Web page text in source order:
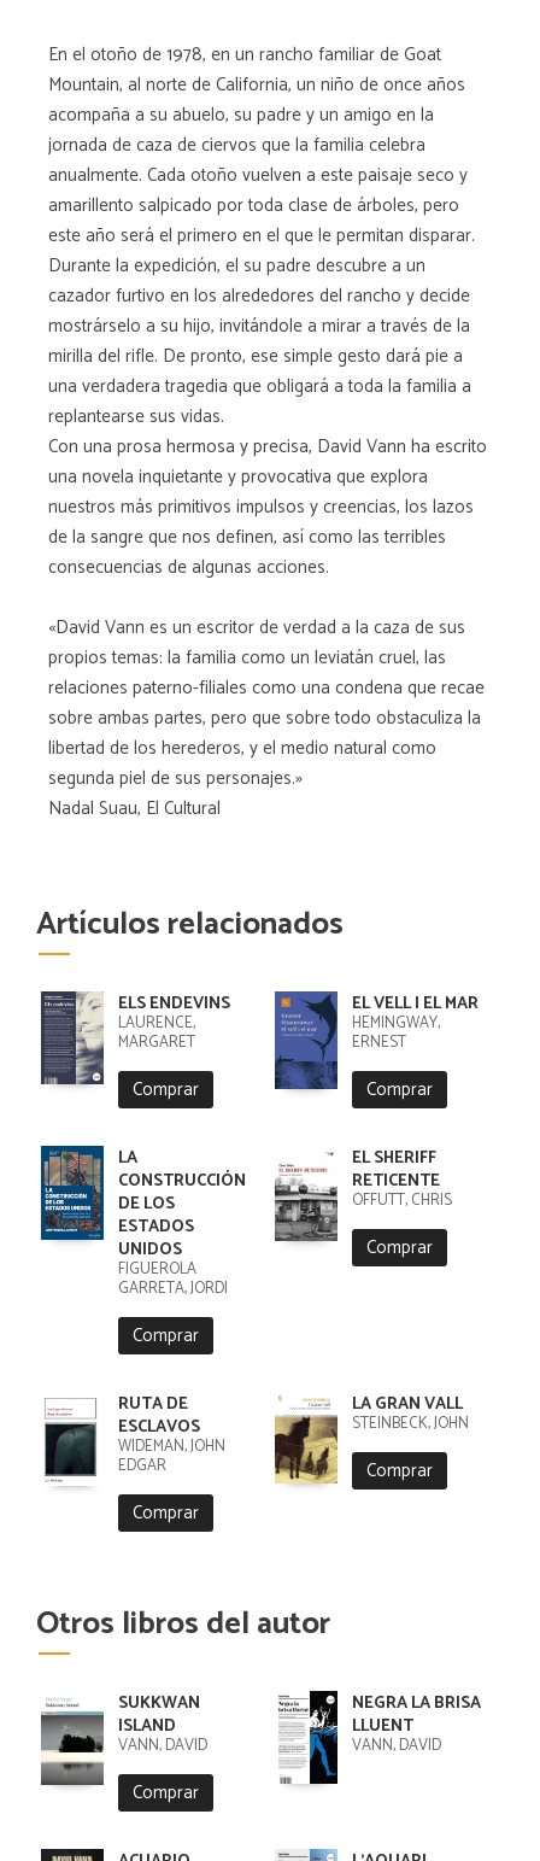
En el otoño de 1978, en un rancho familiar de Goat
Mountain, al norte de California, un niño de once años
acompaña a su abuelo, su padre y un amigo en la
jornada de caza de ciervos que la familia celebra
anualmente. Cada otoño vuelven a este paisaje seco y
amarillento salpicado por toda clase de árboles, pero
este año será el primero en el que le permitan disparar.
Durante la expedición, el su padre descubre a un
cazador furtivo en los alrededores del rancho y decide
mostrárselo a su hijo, invitándole a mirar a través de la
mirilla del rifle. De pronto, ese simple gesto dará pie a
una verdadera tragedia que obligará a toda la familia a
replantearse sus vidas.
Con una prosa hermosa y precisa, David Vann ha escrito
una novela inquietante y provocativa que explora
nuestros más primitivos impulsos y creencias, los lazos
de la sangre que nos definen, así como las terribles
consecuencias de algunas acciones.
«David Vann es un escritor de verdad a la caza de sus
propios temas: la familia como un leviatán cruel, las
relaciones paterno-filiales como una condena que recae
sobre ambas partes, pero que sobre todo obstaculiza la
libertad de los herederos, y el medio natural como
segunda piel de sus personajes.»
Nadal Suau, El Cultural
Artículos relacionados
ELS ENDEVINS
LAURENCE,
MARGARET
Comprar
EL VELL I EL MAR
HEMINGWAY,
ERNEST
Comprar
LA
CONSTRUCCIÓN
DE LOS
ESTADOS
UNIDOS
FIGUEROLA
GARRETA, JORDI
Comprar
EL SHERIFF
RETICENTE
OFFUTT, CHRIS
Comprar
RUTA DE
ESCLAVOS
WIDEMAN, JOHN
EDGAR
Comprar
LA GRAN VALL
STEINBECK, JOHN
Comprar
Otros libros del autor
SUKKWAN
ISLAND
VANN, DAVID
Comprar
NEGRA LA BRISA
LLUENT
VANN, DAVID